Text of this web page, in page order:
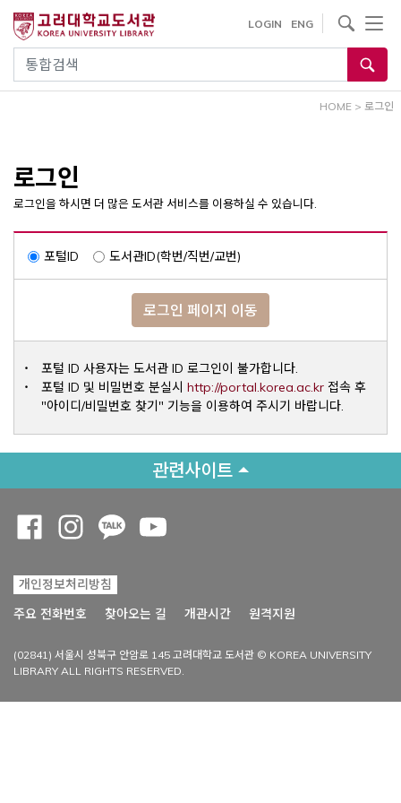
건
통합검색
LOGIN ENG
사이트내 검색
HOME > 로그인
로그인
로그인을 하시면 더 많은 도서관 서비스를 이용하실 수 있습니다.
포털ID 도서관ID(학번/직번/교번)
로그인 페이지 이동
포털 ID 사용자는 도서관 ID 로그인이 불가합니다.
포털 ID 및 비밀번호 분실시 http://portal.korea.ac.krOpens a
접속 후
"아이디/비밀번호 찾기" 기능을 이용하여 주시기 바랍니다.
관련사이트
개인정보처리방침
주요 전화번호
찾아오는 길 개관시간 원격지원
(02841) 서울시 성북구 안암로 145 고려대학교 도서관 © KOREA UNIVERSITY
LIBRARY ALL RIGHTS RESERVED.
Opens a new window
Opens a new window
Opens a new window